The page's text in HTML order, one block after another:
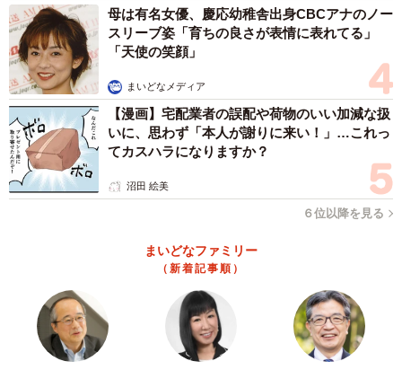
母は有名女優、慶応幼稚舎出身CBCアナのノー
スリーブ姿「育ちの良さが表情に表れてる」
「天使の笑顔」
まいどなメディア
【漫画】宅配業者の誤配や荷物のいい加減な扱
いに、思わず「本人が謝りに来い！」…これっ
てカスハラになりますか？
沼田 絵美
６位以降を見る
まいどなファミリー
（新着記事順）